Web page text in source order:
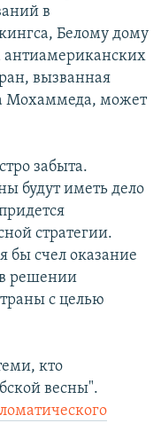
в
Белому дому
антиамериканских
вызванная
Мохаммеда, может
забыта.
будут иметь дело
стратегии.
бы счел оказание
решении
с целью
кто
весны".